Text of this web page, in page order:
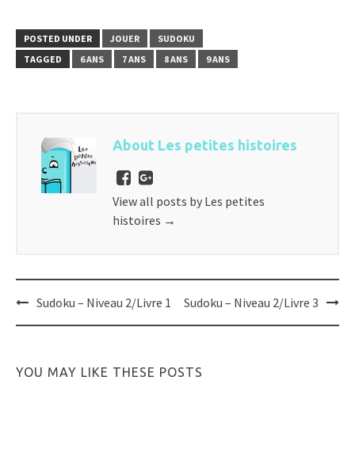
POSTED UNDER JOUER
SUDOKU
TAGGED
6 ANS 7 ANS 8 ANS 9 ANS
About Les petites histoires
View all posts by Les petites
histoires →
PostSudoku – Niveau 2/Livre 1 Sudoku – Niveau 2/Livre 3
YOU MAY LIKE THESE POSTS